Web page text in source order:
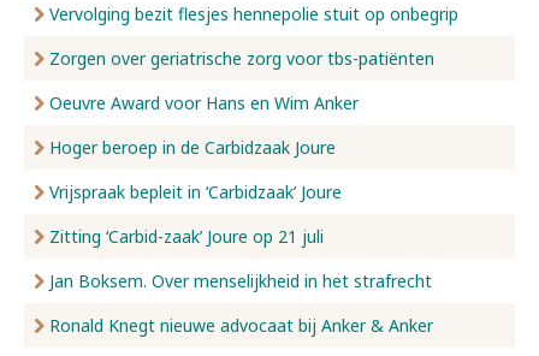
Vervolging bezit flesjes hennepolie stuit op onbegrip
Zorgen over geriatrische zorg voor tbs-patiënten
Oeuvre Award voor Hans en Wim Anker
Hoger beroep in de Carbidzaak Joure
Vrijspraak bepleit in ‘Carbidzaak’ Joure
Zitting ‘Carbid-zaak’ Joure op 21 juli
Jan Boksem. Over menselijkheid in het strafrecht
Ronald Knegt nieuwe advocaat bij Anker & Anker